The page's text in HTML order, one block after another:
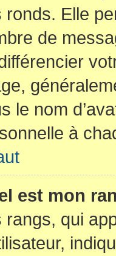
ronds. Elle
de
le nom
à
est mon
rangs, qui